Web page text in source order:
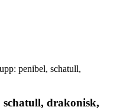
penibel, schatull,
drakonisk,